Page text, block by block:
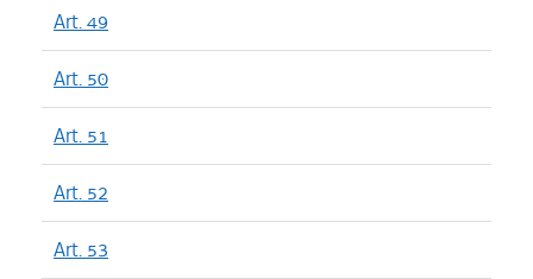
Art. 49
Art. 50
Art. 51
Art. 52
Art. 53